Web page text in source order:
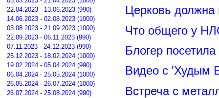
22.04.2023 - 13.06.2023 (990)
14.06.2023 - 02.08.2023 (1000)
03.08.2023 - 21.09.2023 (1000)
22.09.2023 - 06.11.2023 (990)
07.11.2023 - 24.12.2023 (990)
25.12.2023 - 18.02.2024 (1000)
19.02.2024 - 05.04.2024 (990)
06.04.2024 - 25.05.2024 (1000)
26.05.2024 - 26.07.2024 (1000)
26.07.2024 - 25.08.2024 (990)
Церковь должна
Что общего у
Блогер
Видео с 'Худым
Встреча с